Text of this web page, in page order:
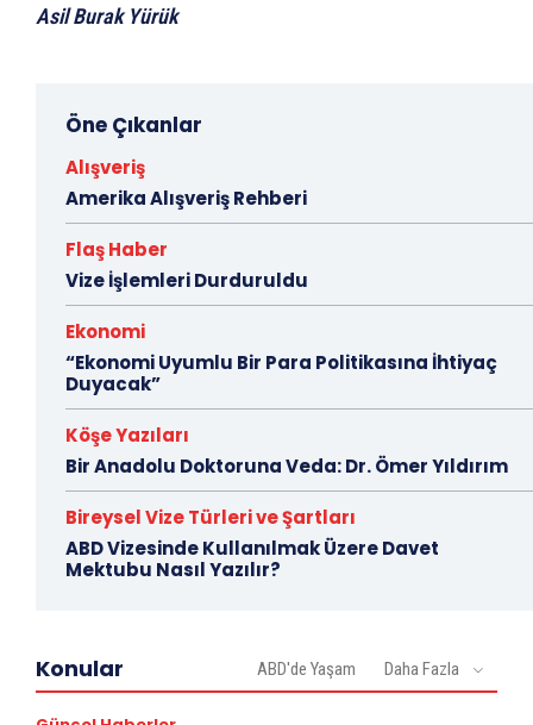
Asil Burak Yürük
Öne Çıkanlar
Alışveriş
Amerika Alışveriş Rehberi
Flaş Haber
Vize İşlemleri Durduruldu
Ekonomi
“Ekonomi Uyumlu Bir Para Politikasına İhtiyaç
Duyacak”
Köşe Yazıları
Bir Anadolu Doktoruna Veda: Dr. Ömer Yıldırım
Bireysel Vize Türleri ve Şartları
ABD Vizesinde Kullanılmak Üzere Davet
Mektubu Nasıl Yazılır?
Konular ABD'de Yaşam Daha Fazla